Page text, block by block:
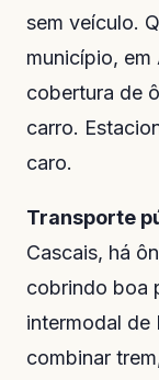
sem veículo.
município, em
cobertura de
carro.
caro.
Transporte
Cascais, há
cobrindo boa
intermodal de
combinar